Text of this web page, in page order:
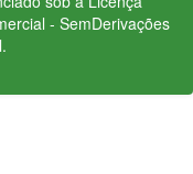
- SemDerivações